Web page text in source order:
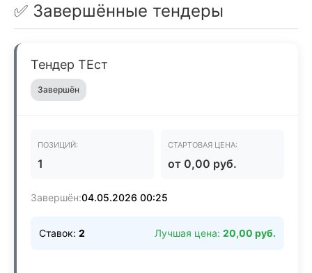
✅ Завершённые тендеры
Тендер ТЕст
Завершён
ПОЗИЦИЙ:
1
СТАРТОВАЯ ЦЕНА:
от 0,00 руб.
Завершён:04.05.2026 00:25
Ставок: 2 Лучшая цена: 20,00 руб.